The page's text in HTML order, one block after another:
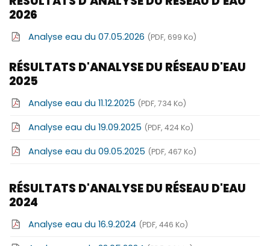
2026
Analyse eau du 07.05.2026 (PDF, 699 Ko)
RÉSULTATS D'ANALYSE DU RÉSEAU D'EAU
2025
Analyse eau du 11.12.2025 (PDF, 734 Ko)
Analyse eau du 19.09.2025 (PDF, 424 Ko)
Analyse eau du 09.05.2025 (PDF, 467 Ko)
RÉSULTATS D'ANALYSE DU RÉSEAU D'EAU
2024
Analyse eau du 16.9.2024 (PDF, 446 Ko)